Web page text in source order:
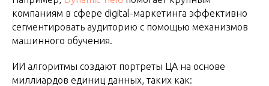
компаниям в сфере digital-маркетинга эффективно
сегментировать аудиторию с помощью механизмов
машинного обучения.
ИИ алгоритмы создают портреты ЦА на основе
миллиардов единиц данных, таких как: